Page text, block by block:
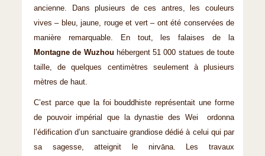
ancienne. Dans plusieurs de ces antres, les couleurs
vives – bleu, jaune, rouge et vert – ont été conservées de
manière remarquable. En tout, les falaises de la
Montagne de Wuzhou hébergent 51 000 statues de toute
taille, de quelques centimètres seulement à plusieurs
mètres de haut.
C’est parce que la foi bouddhiste représentait une forme
de pouvoir impérial que la dynastie des Wei ordonna
l’édification d’un sanctuaire grandiose dédié à celui qui par
sa sagesse, atteignit le nirvāna. Les travaux